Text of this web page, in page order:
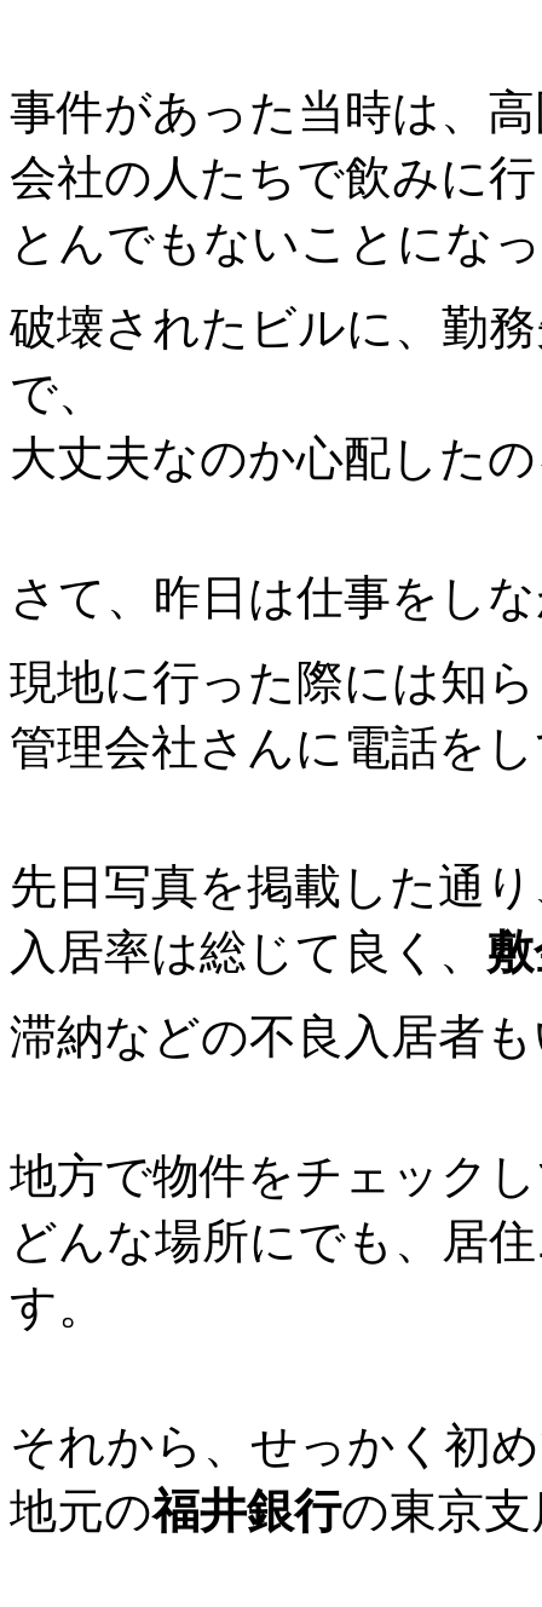
事件があった当時は、
会社の人たちで飲みに
とんでもないことにな
破壊されたビルに、勤
で、
大丈夫なのか心配した
さて、昨日は仕事をし
現地に行った際には知
管理会社さんに電話を
先日写真を掲載した通
入居率は総じて良く、
滞納などの不良入居者
地方で物件をチェック
どんな場所にでも、居
す。
それから、せっかく初
地元の福井銀行の東京